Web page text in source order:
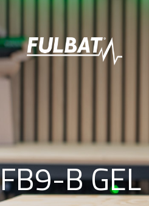
FB9-B GEL